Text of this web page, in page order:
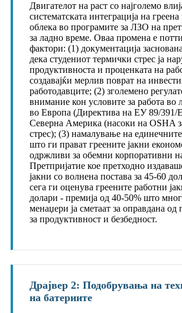
Двигателот на раст со најголемо
систематската интеграција на
облека во програмите за ЛЗО на
за ладно време. Оваа промена е
фактори: (1) документација
дека студениот термички стрес ја
продуктивноста и проценката на
создавајќи мерлив поврат на
работодавците; (2) зголемено
внимание кон условите за работа во
во Европа (Директива на ЕУ 89/391/
Северна Америка (насоки на OSHA
стрес); (3) намалување на
што ги прават греените јакни
одржливи за обемни корпоративни
Претпријатие кое претходно
јакни со волнена постава за 45-60
сега ги оценува греените работни
долари - премија од 40-50% што
менаџери ја сметаат за оправдана
за продуктивност и безбедност.
Драјвер 2: Подобрувања на
на батериите